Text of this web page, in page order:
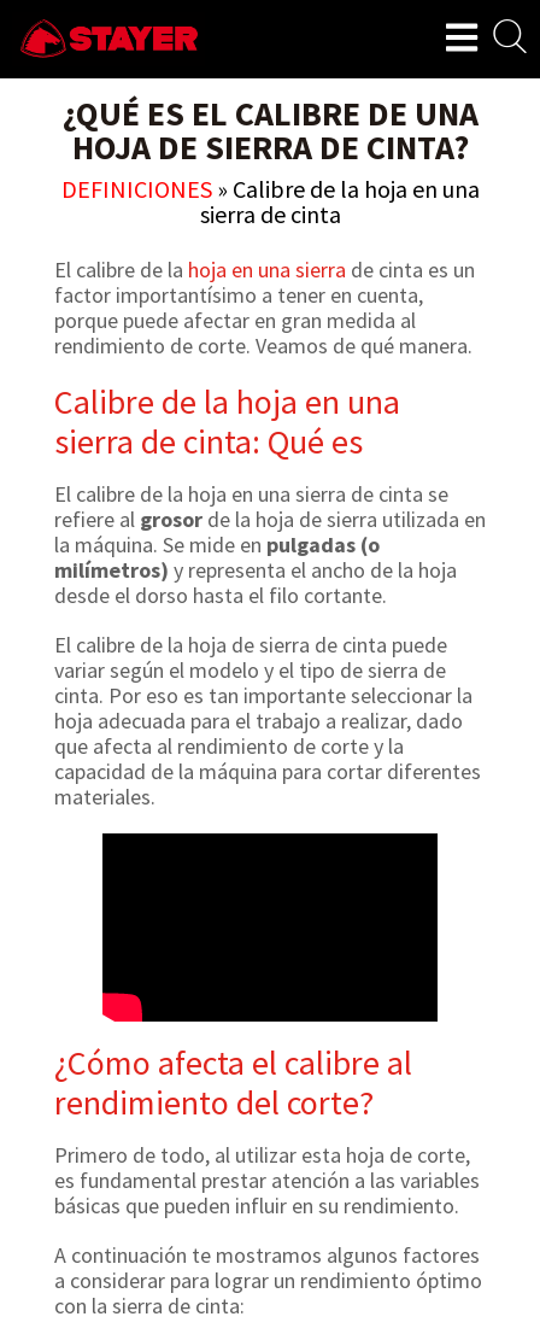
¿QUÉ ES EL CALIBRE DE UNA
HOJA DE SIERRA DE CINTA?
DEFINICIONES» Calibre de la hoja en una
sierra de cinta
El calibre de la hoja en una sierra de cinta es un
factor importantísimo a tener en cuenta,
porque puede afectar en gran medida al
rendimiento de corte. Veamos de qué manera.
Calibre de la hoja en una
sierra de cinta: Qué es
El calibre de la hoja en una sierra de cinta se
refiere al grosor de la hoja de sierra utilizada en
la máquina. Se mide en pulgadas (o
milímetros) y representa el ancho de la hoja
desde el dorso hasta el filo cortante.
El calibre de la hoja de sierra de cinta puede
variar según el modelo y el tipo de sierra de
cinta. Por eso es tan importante seleccionar la
hoja adecuada para el trabajo a realizar, dado
que afecta al rendimiento de corte y la
capacidad de la máquina para cortar diferentes
materiales.
¿Cómo afecta el calibre al
rendimiento del corte?
Primero de todo, al utilizar esta hoja de corte,
es fundamental prestar atención a las variables
básicas que pueden influir en su rendimiento.
A continuación te mostramos algunos factores
a considerar para lograr un rendimiento óptimo
con la sierra de cinta: